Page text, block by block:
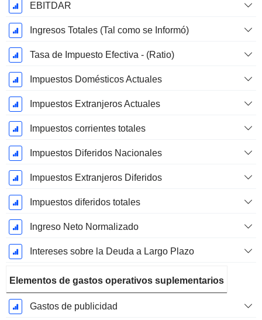
EBITDAR
Ingresos Totales (Tal como se Informó)
Tasa de Impuesto Efectiva - (Ratio)
Impuestos Domésticos Actuales
Impuestos Extranjeros Actuales
Impuestos corrientes totales
Impuestos Diferidos Nacionales
Impuestos Extranjeros Diferidos
Impuestos diferidos totales
Ingreso Neto Normalizado
Intereses sobre la Deuda a Largo Plazo
Elementos de gastos operativos suplementarios
Gastos de publicidad